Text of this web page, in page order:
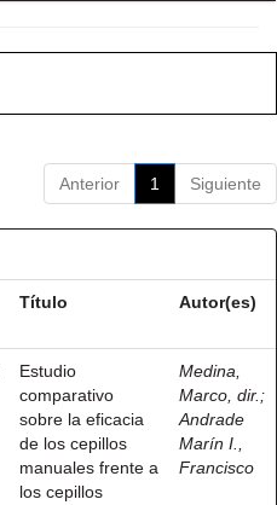
Anterior 1 Siguiente
Título Autor(es)
Estudio
comparativo
sobre la eficacia
de los cepillos
manuales frente a
los cepillos
Medina,
Marco, dir. ;
Andrade
Marín I.,
Francisco